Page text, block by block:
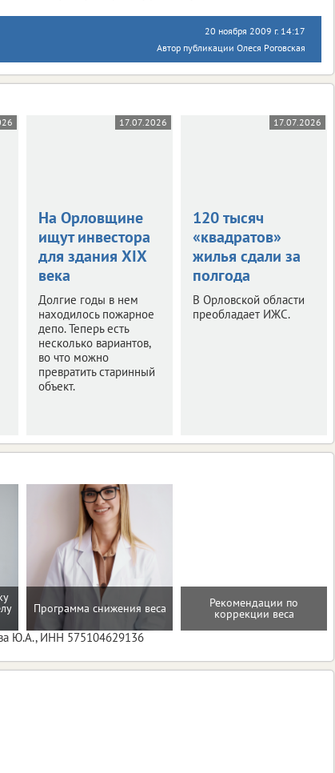
20 ноября 2009 г. 14:17
Автор публикации Олеся Роговская
17.07.2026
На Орловщине
ищут инвестора
для здания XIX
века
Долгие годы в нем
находилось пожарное
депо. Теперь есть
несколько вариантов,
во что можно
превратить старинный
объект.
17.07.2026
120 тысяч
«квадратов»
жилья сдали за
полгода
В Орловской области
преобладает ИЖС.
Программа снижения веса Рекомендации по
коррекции веса
Ю.А., ИНН 575104629136